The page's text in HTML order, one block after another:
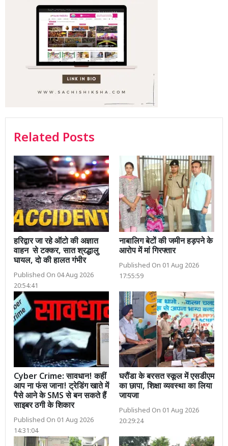
Related Posts
हरिद्वार जा रहे ऑटो की अज्ञात
वाहन से टक्कर, सात श्रद्धालु
घायल, दो की हालत गंभीर
Published On 04 Aug 2026
20:54:41
नाबालिग बेटों की जमीन हड़पने के
आरोप में मां गिरफ्तार
Published On 01 Aug 2026
17:55:59
Cyber Crime: सावधान! कहीं
आप ना फंस जाना! ट्रेडिंग खाते में
पैसे आने के SMS से बन सकते हैं
साइबर ठगी के शिकार
Published On 01 Aug 2026
14:31:04
घरौंडा के बरसत स्कूल में एसडीएम
का छापा, शिक्षा व्यवस्था का लिया
जायजा
Published On 01 Aug 2026
20:29:24